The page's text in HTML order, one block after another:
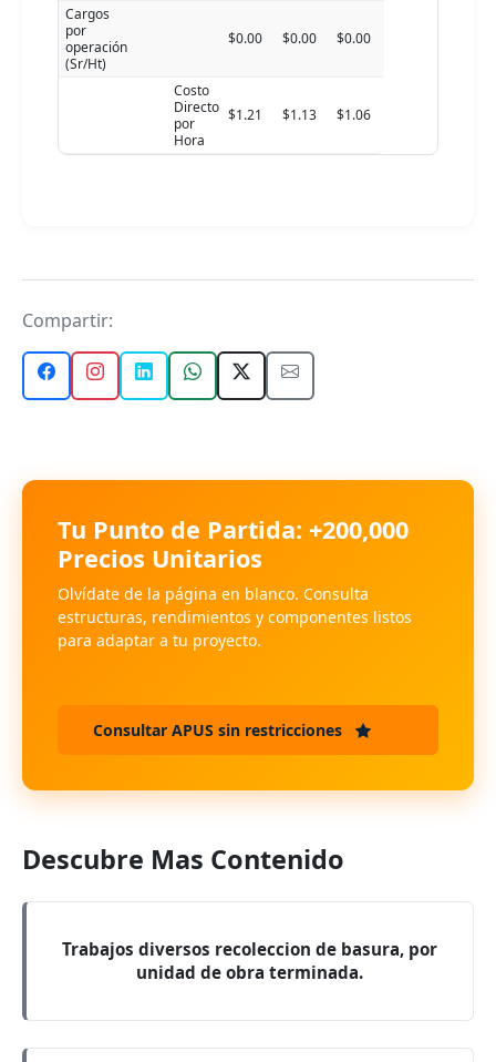
Cargos
por
operación
(Sr/Ht)
$0.00 $0.00 $0.00
Costo
Directo
por
Hora
$1.21 $1.13 $1.06
Compartir:
Tu Punto de Partida: +200,000
Precios Unitarios
Olvídate de la página en blanco. Consulta
estructuras, rendimientos y componentes listos
para adaptar a tu proyecto.
Consultar APUS sin restricciones
Descubre Mas Contenido
Trabajos diversos recoleccion de basura, por
unidad de obra terminada.